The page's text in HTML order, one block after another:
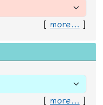
[ more... ]
[ more... ]